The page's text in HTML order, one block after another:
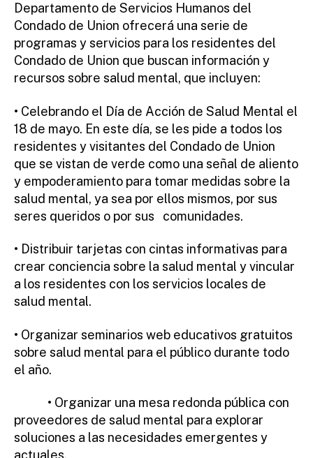
Departamento de Servicios Humanos del
Condado de Union ofrecerá una serie de
programas y servicios para los residentes del
Condado de Union que buscan información y
recursos sobre salud mental, que incluyen:
• Celebrando el Día de Acción de Salud Mental el
18 de mayo. En este día, se les pide a todos los
residentes y visitantes del Condado de Union
que se vistan de verde como una señal de aliento
y empoderamiento para tomar medidas sobre la
salud mental, ya sea por ellos mismos, por sus
seres queridos o por sus comunidades.
• Distribuir tarjetas con cintas informativas para
crear conciencia sobre la salud mental y vincular
a los residentes con los servicios locales de
salud mental.
• Organizar seminarios web educativos gratuitos
sobre salud mental para el público durante todo
el año.
• Organizar una mesa redonda pública con
proveedores de salud mental para explorar
soluciones a las necesidades emergentes y